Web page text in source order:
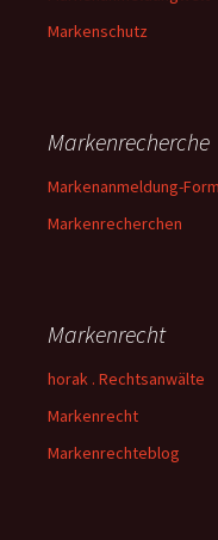
Markenschutz
Markenrecherche
Markenanmeldung-
Markenrecherchen
Markenrecht
horak . Rechtsanwälte
Markenrecht
Markenrechteblog